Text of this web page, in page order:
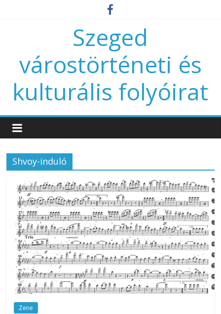
Szeged
várostörténeti és
kulturális folyóirat
Shvoy-induló
Zene